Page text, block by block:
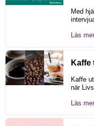
Med
Läs mer
Kaffe
Kaffe
när
Läs mer